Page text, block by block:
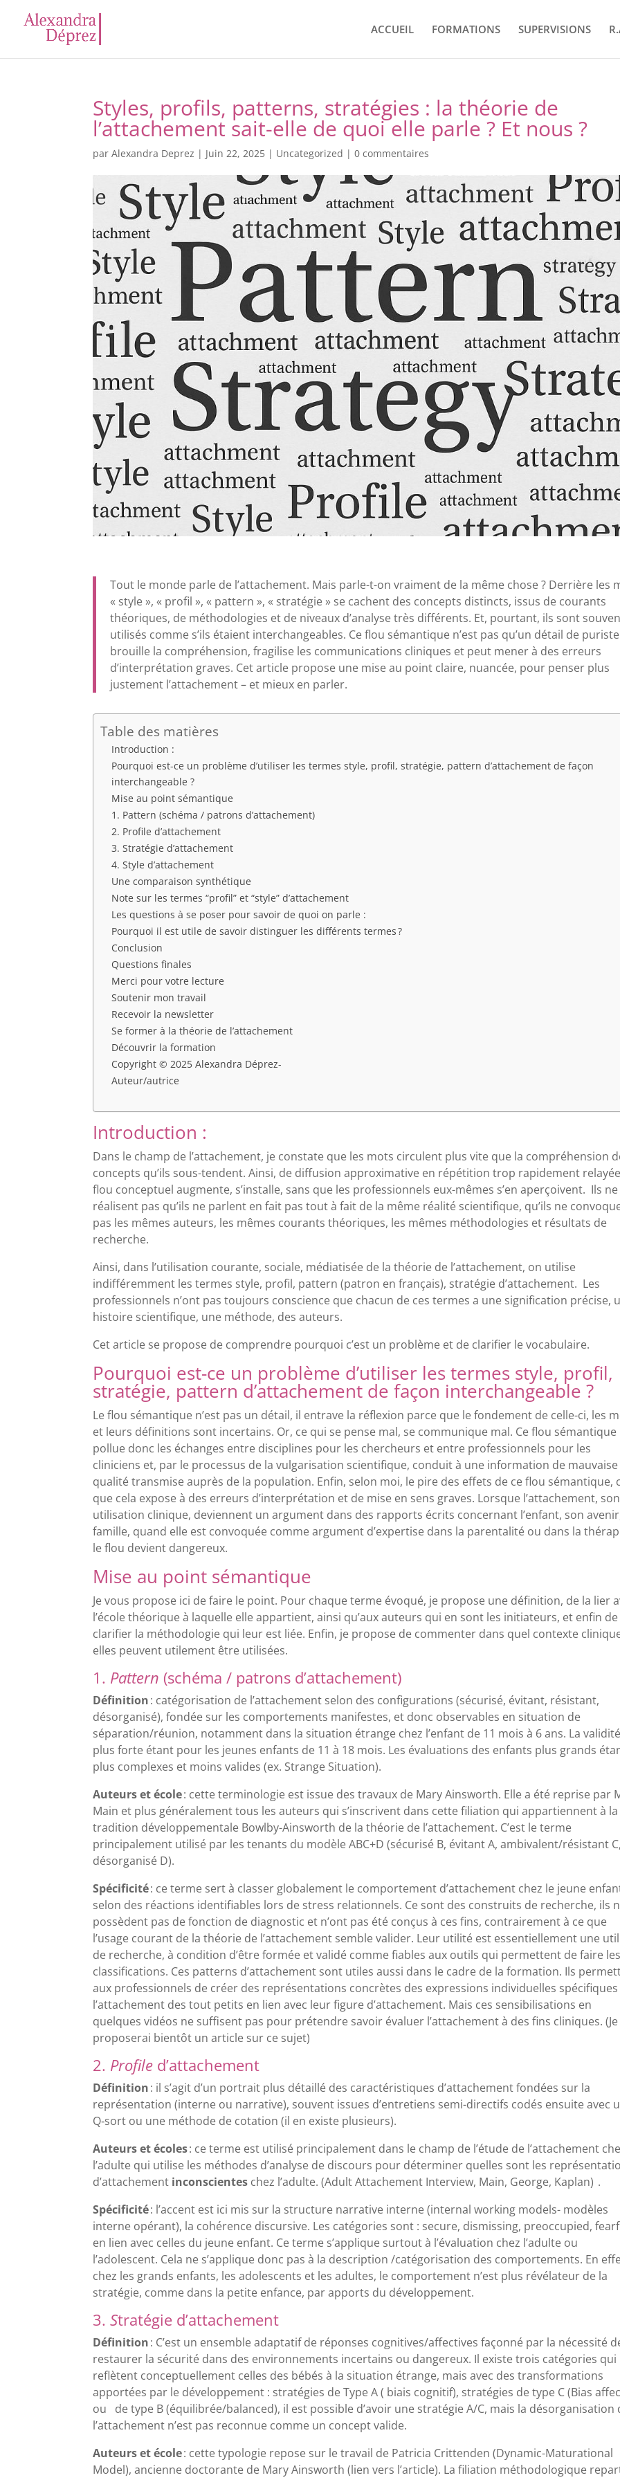
ACCUEIL FORMATIONS SUPERVISIONS
Styles, profils, patterns, stratégies : la théorie de
l’attachement sait-elle de quoi elle parle ? Et nous ?
parAlexandra Deprez | Juin 22, 2025 | Uncategorized |0 commentaires
Tout le monde parle de l’attachement. Mais parle-t-on vraiment de la même chose ? Derrière les
« style », « profil », « pattern », « stratégie » se cachent des concepts distincts, issus de courants
théoriques, de méthodologies et de niveaux d’analyse très différents. Et, pourtant, ils sont
utilisés comme s’ils étaient interchangeables. Ce flou sémantique n’est pas qu’un détail de
brouille la compréhension, fragilise les communications cliniques et peut mener à des erreurs
d’interprétation graves. Cet article propose une mise au point claire, nuancée, pour penser plus
justement l’attachement – et mieux en parler.
Table des matières
Introduction :
Pourquoi est-ce un problème d’utiliser les termes style, profil, stratégie, pattern d’attachement de façon
interchangeable ?
Mise au point sémantique
1. Pattern (schéma / patrons d’attachement)
2. Profile d’attachement
3. Stratégie d’attachement
4. Style d’attachement
Une comparaison synthétique
Note sur les termes “profil” et “style” d’attachement
Les questions à se poser pour savoir de quoi on parle :
Pourquoi il est utile de savoir distinguer les différents termes ?
Conclusion
Questions finales
Merci pour votre lecture
Soutenir mon travail
Recevoir la newsletter
Se former à la théorie de l’attachement
Découvrir la formation
Copyright © 2025 Alexandra Déprez-
Auteur/autrice
Introduction :
Dans le champ de l’attachement, je constate que les mots circulent plus vite que la compréhension
concepts qu’ils sous-tendent. Ainsi, de diffusion approximative en répétition trop rapidement
flou conceptuel augmente, s’installe, sans que les professionnels eux-mêmes s’en aperçoivent. Ils ne
réalisent pas qu’ils ne parlent en fait pas tout à fait de la même réalité scientifique, qu’ils ne
pas les mêmes auteurs, les mêmes courants théoriques, les mêmes méthodologies et résultats de
recherche.
Ainsi, dans l’utilisation courante, sociale, médiatisée de la théorie de l’attachement, on utilise
indifféremment les termes style, profil, pattern (patron en français), stratégie d’attachement. Les
professionnels n’ont pas toujours conscience que chacun de ces termes a une signification précise,
histoire scientifique, une méthode, des auteurs.
Cet article se propose de comprendre pourquoi c’est un problème et de clarifier le vocabulaire.
Pourquoi est-ce un problème d’utiliser les termes style, profil,
stratégie, pattern d’attachement de façon interchangeable ?
Le flou sémantique n’est pas un détail, il entrave la réflexion parce que le fondement de celle-ci, les
et leurs définitions sont incertains. Or, ce qui se pense mal, se communique mal. Ce flou sémantique
pollue donc les échanges entre disciplines pour les chercheurs et entre professionnels pour les
cliniciens et, par le processus de la vulgarisation scientifique, conduit à une information de mauvaise
qualité transmise auprès de la population. Enfin, selon moi, le pire des effets de ce flou sémantique,
que cela expose à des erreurs d’interprétation et de mise en sens graves. Lorsque l’attachement, son
utilisation clinique, deviennent un argument dans des rapports écrits concernant l’enfant, son
famille, quand elle est convoquée comme argument d’expertise dans la parentalité ou dans la
le flou devient dangereux.
Mise au point sémantique
Je vous propose ici de faire le point. Pour chaque terme évoqué, je propose une définition, de la lier
l’école théorique à laquelle elle appartient, ainsi qu’aux auteurs qui en sont les initiateurs, et enfin de
clarifier la méthodologie qui leur est liée. Enfin, je propose de commenter dans quel contexte
elles peuvent utilement être utilisées.
1. Pattern (schéma / patrons d’attachement)
Définition: catégorisation de l’attachement selon des configurations (sécurisé, évitant, résistant,
désorganisé), fondée sur les comportements manifestes, et donc observables en situation de
séparation/réunion, notamment dans la situation étrange chez l’enfant de 11 mois à 6 ans. La
plus forte étant pour les jeunes enfants de 11 à 18 mois. Les évaluations des enfants plus grands
plus complexes et moins valides (ex. Strange Situation).
Auteurs et école: cette terminologie est issue des travaux de Mary Ainsworth. Elle a été reprise par
Main et plus généralement tous les auteurs qui s’inscrivent dans cette filiation qui appartiennent à la
tradition développementale Bowlby-Ainsworth de la théorie de l’attachement. C’est le terme
principalement utilisé par les tenants du modèle ABC+D (sécurisé B, évitant A, ambivalent/résistant
désorganisé D).
Spécificité: ce terme sert à classer globalement le comportement d’attachement chez le jeune
selon des réactions identifiables lors de stress relationnels. Ce sont des construits de recherche, ils
possèdent pas de fonction de diagnostic et n’ont pas été conçus à ces fins, contrairement à ce que
l’usage courant de la théorie de l’attachement semble valider. Leur utilité est essentiellement une
de recherche, à condition d’être formée et validé comme fiables aux outils qui permettent de faire
classifications. Ces patterns d’attachement sont utiles aussi dans le cadre de la formation. Ils
aux professionnels de créer des représentations concrètes des expressions individuelles
l’attachement des tout petits en lien avec leur figure d’attachement. Mais ces sensibilisations en
quelques vidéos ne suffisent pas pour prétendre savoir évaluer l’attachement à des fins cliniques. (Je
proposerai bientôt un article sur ce sujet)
2. Profile d’attachement
Définition: il s’agit d’un portrait plus détaillé des caractéristiques d’attachement fondées sur la
représentation (interne ou narrative), souvent issues d’entretiens semi-directifs codés ensuite avec
Q‑sort ou une méthode de cotation (il en existe plusieurs).
Auteurs et écoles: ce terme est utilisé principalement dans le champ de l’étude de l’attachement
l’adulte qui utilise les méthodes d’analyse de discours pour déterminer quelles sont les
d’attachement inconscientes chez l’adulte. (Adult Attachement Interview, Main, George, Kaplan) .
Spécificité: l’accent est ici mis sur la structure narrative interne (internal working models- modèles
interne opérant), la cohérence discursive. Les catégories sont : secure, dismissing, preoccupied,
en lien avec celles du jeune enfant. Ce terme s’applique surtout à l’évaluation chez l’adulte ou
l’adolescent. Cela ne s’applique donc pas à la description /catégorisation des comportements. En
chez les grands enfants, les adolescents et les adultes, le comportement n’est plus révélateur de la
stratégie, comme dans la petite enfance, par apports du développement.
3.Stratégie d’attachement
Définition: C’est un ensemble adaptatif de réponses cognitives/affectives façonné par la nécessité
restaurer la sécurité dans des environnements incertains ou dangereux. Il existe trois catégories qui
reflètent conceptuellement celles des bébés à la situation étrange, mais avec des transformations
apportées par le développement : stratégies de Type A ( biais cognitif), stratégies de type C (Bias
ou de type B (équilibrée/balanced), il est possible d’avoir une stratégie A/C, mais la désorganisation
l’attachement n’est pas reconnue comme un concept valide.
Auteurs et école: cette typologie repose sur le travail de Patricia Crittenden (Dynamic-Maturational
Model), ancienne doctorante de Mary Ainsworth (lien vers l’article). La filiation méthodologique